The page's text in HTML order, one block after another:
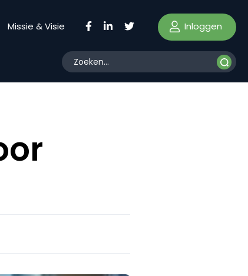
Missie & Visie Inloggen